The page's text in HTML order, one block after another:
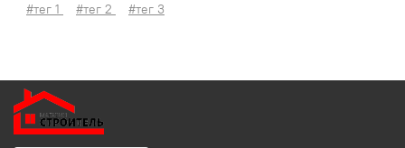
#тег 1 #тег 2 #тег 3